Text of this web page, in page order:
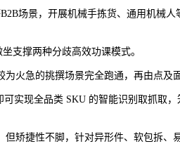
场景，开展机械手拣货、通用机械
支撑两种分歧高效功课模式。
急的挑撰场景完全跑通，再由点及
现全品类 SKU 的智能识别取抓取
捷性不脚，针对异形件、软包拆、